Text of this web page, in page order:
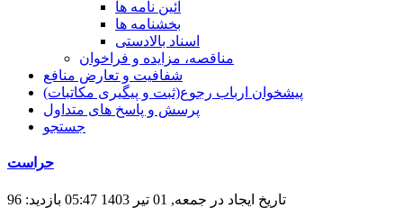
آئین نامه ها
بخشنامه ها
اسناد بالادستی
مناقصه، مزایده و فراخوان
شفافیت و تعارض منافع
پیشخوان ارباب رجوع(ثبت و پیگیری مکاتبات)
پرسش و پاسخ های متداول
جستجو
حراست
تاریخ ایجاد در جمعه, 01 تیر 1403 05:47 بازدید: 96